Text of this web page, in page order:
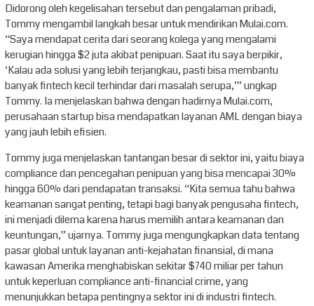
Didorong oleh kegelisahan tersebut dan pengalaman pribadi,
Tommy mengambil langkah besar untuk mendirikan Mulai.com.
“Saya mendapat cerita dari seorang kolega yang mengalami
kerugian hingga $2 juta akibat penipuan. Saat itu saya berpikir,
‘Kalau ada solusi yang lebih terjangkau, pasti bisa membantu
banyak fintech kecil terhindar dari masalah serupa,’” ungkap
Tommy. Ia menjelaskan bahwa dengan hadirnya Mulai.com,
perusahaan startup bisa mendapatkan layanan AML dengan biaya
yang jauh lebih efisien.
Tommy juga menjelaskan tantangan besar di sektor ini, yaitu biaya
compliance dan pencegahan penipuan yang bisa mencapai 30%
hingga 60% dari pendapatan transaksi. “Kita semua tahu bahwa
keamanan sangat penting, tetapi bagi banyak pengusaha fintech,
ini menjadi dilema karena harus memilih antara keamanan dan
keuntungan,” ujarnya. Tommy juga mengungkapkan data tentang
pasar global untuk layanan anti-kejahatan finansial, di mana
kawasan Amerika menghabiskan sekitar $740 miliar per tahun
untuk keperluan compliance anti-financial crime, yang
menunjukkan betapa pentingnya sektor ini di industri fintech.